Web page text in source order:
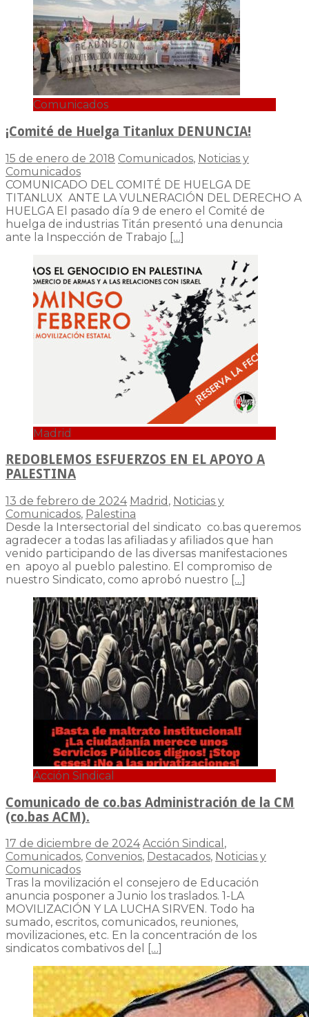
Comunicados
¡Comité de Huelga Titanlux DENUNCIA!
15 de enero de 2018 Comunicados, Noticias y
Comunicados
COMUNICADO DEL COMITÉ DE HUELGA DE
TITANLUX ANTE LA VULNERACIÓN DEL DERECHO A
HUELGA El pasado día 9 de enero el Comité de
huelga de industrias Titán presentó una denuncia
ante la Inspección de Trabajo […]
Madrid
REDOBLEMOS ESFUERZOS EN EL APOYO A
PALESTINA
13 de febrero de 2024 Madrid , Noticias y
Comunicados, Palestina
Desde la Intersectorial del sindicato co.bas queremos
agradecer a todas las afiliadas y afiliados que han
venido participando de las diversas manifestaciones
en apoyo al pueblo palestino. El compromiso de
nuestro Sindicato, como aprobó nuestro […]
Acción Sindical
Comunicado de co.bas Administración de la CM
(co.bas ACM).
17 de diciembre de 2024 Acción Sindical ,
Comunicados, Convenios, Destacados, Noticias y
Comunicados
Tras la movilización el consejero de Educación
anuncia posponer a Junio los traslados. 1-LA
MOVILIZACIÓN Y LA LUCHA SIRVEN. Todo ha
sumado, escritos, comunicados, reuniones,
movilizaciones, etc. En la concentración de los
sindicatos combativos del
[…]